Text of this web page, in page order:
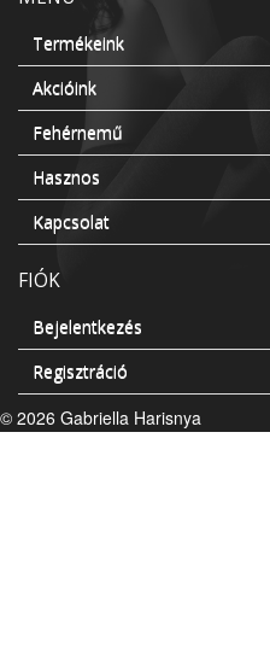
Termékeink
Akcióink
Fehérnemű
Hasznos
Kapcsolat
FIÓK
Bejelentkezés
Regisztráció
© 2026 Gabriella Harisnya